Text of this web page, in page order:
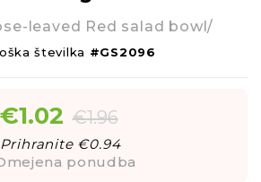
leaved Red salad bowl/
številka #GS2096
€1.02 €1.96
Prihranite €0.94
ponudba